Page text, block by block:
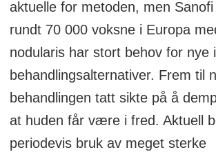
flere relaterte og ofte
sykdommer. Disse sykdommene
inkluderer godkjente
atopisk dermatitt, astma, kronisk
rhinosinusitt med nasal polypose
(CRSwNP) og nå prurigo
aktuelle for metoden, men
rundt 70 000 voksne i Europa
nodularis har stort behov for nye
behandlingsalternativer. Frem til
behandlingen tatt sikte på å
at huden får være i fred. Aktuell
periodevis bruk av meget sterke